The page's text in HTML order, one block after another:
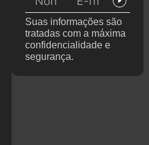
de de
deixar os
palcos
Suas informações são
tratadas com a máxima
confidencialidade e
segurança.